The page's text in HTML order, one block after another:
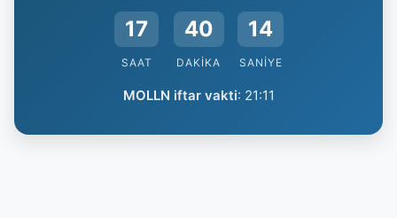
17
SAAT
40
DAKIKA
14
SANIYE
MOLLN iftar vakti: 21:11